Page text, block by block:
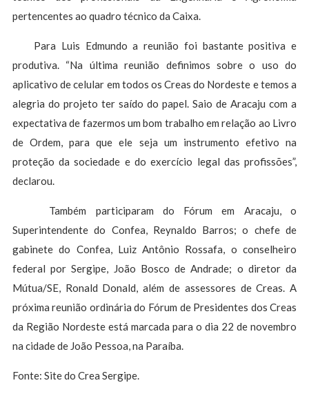
pertencentes ao quadro técnico da Caixa.
Para Luis Edmundo a reunião foi bastante positiva e
produtiva. “Na última reunião definimos sobre o uso do
aplicativo de celular em todos os Creas do Nordeste e temos a
alegria do projeto ter saído do papel. Saio de Aracaju com a
expectativa de fazermos um bom trabalho em relação ao Livro
de Ordem, para que ele seja um instrumento efetivo na
proteção da sociedade e do exercício legal das profissões”,
declarou.
Também participaram do Fórum em Aracaju, o
Superintendente do Confea, Reynaldo Barros; o chefe de
gabinete do Confea, Luiz Antônio Rossafa, o conselheiro
federal por Sergipe, João Bosco de Andrade; o diretor da
Mútua/SE, Ronald Donald, além de assessores de Creas. A
próxima reunião ordinária do Fórum de Presidentes dos Creas
da Região Nordeste está marcada para o dia 22 de novembro
na cidade de João Pessoa, na Paraíba.
Fonte: Site do Crea Sergipe.